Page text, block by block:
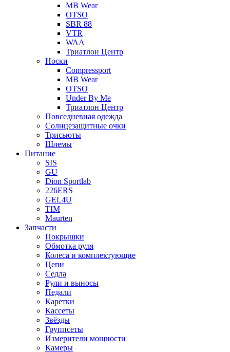
MB Wear
OTSO
SBR 88
VTR
WAA
Триатлон Центр
Носки
Compressport
MB Wear
OTSO
Under By Me
Триатлон Центр
Повседневная одежда
Солнцезащитные очки
Трисьюты
Шлемы
Питание
SIS
GU
Dion Sportlab
226ERS
GEL4U
TIM
Maurten
Запчасти
Покрышки
Обмотка руля
Колеса и комплектующие
Цепи
Седла
Рули и выносы
Педали
Каретки
Кассеты
Звёзды
Группсеты
Измерители мощности
Камеры